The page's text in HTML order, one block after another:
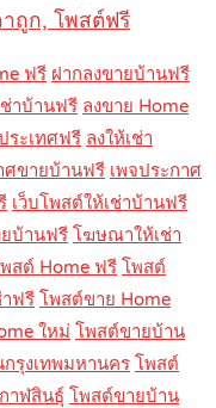
ถูก, โพสต์ฟรี
ฟรี ฝากลงขายบ้านฟรี
ช่าบ้านฟรี ลงขาย Home
ระเทศฟรี ลงให้เช่า
ศขายบ้านฟรี เพจประกาศ
เว็บโพสต์ให้เช่าบ้านฟรี
บ้านฟรี โฆษณาให้เช่า
สต์ Home ฟรี โพสต์
ฟรี โพสต์ขาย Home
ใหม่ โพสต์ขายบ้าน
รุงเทพมหานคร โพสต์
าฬสินธุ์ โพสต์ขายบ้าน